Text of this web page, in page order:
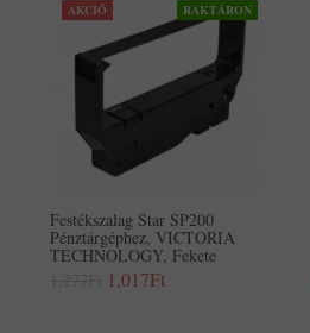
AKCIÓ RAKTÁRON
Festékszalag Star SP200
Pénztárgéphez, VICTORIA
TECHNOLOGY, Fekete
1,017Ft